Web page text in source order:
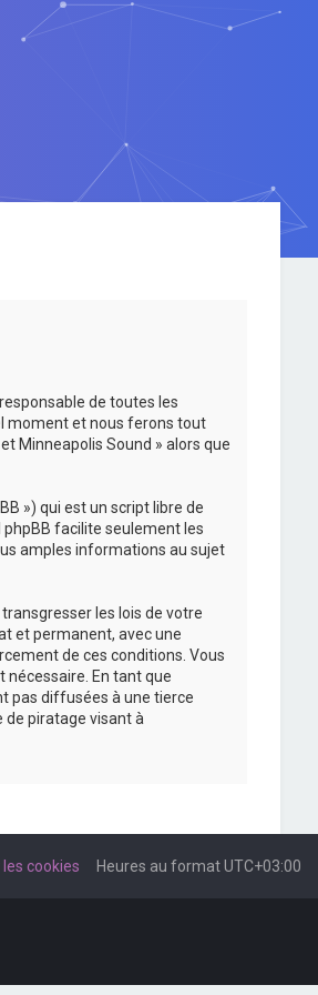
de toutes les
moment et nous ferons tout
Minneapolis Sound » alors que
») qui est un script libre de
phpBB facilite seulement les
amples informations au sujet
les lois de votre
et permanent, avec une
de ces conditions. Vous
nécessaire. En tant que
pas diffusées à une tierce
de piratage visant à
Heures au formatUTC+03:00
cookies